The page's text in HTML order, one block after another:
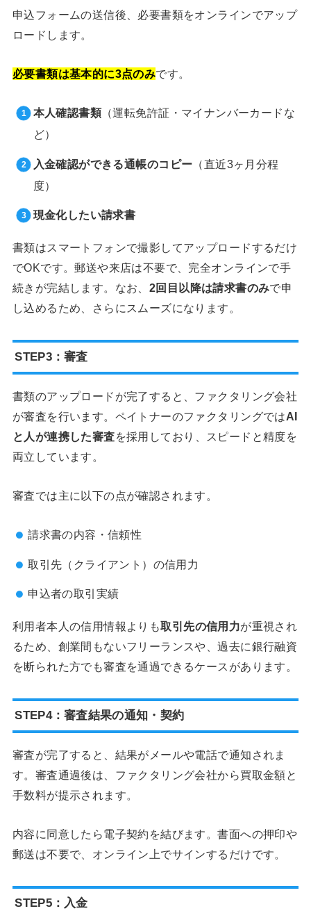
申込フォームの送信後、必要書類をオンラインでアップ
ロードします。
必要書類は基本的に3点のみです。
本人確認書類（運転免許証・マイナンバーカードな
ど）
入金確認ができる通帳のコピー （直近3ヶ月分程
度）
現金化したい請求書
書類はスマートフォンで撮影してアップロードするだけ
でOKです。郵送や来店は不要で、完全オンラインで手
続きが完結します。なお、 2回目以降は請求書のみで申
し込めるため、さらにスムーズになります。
STEP3：審査
書類のアップロードが完了すると、ファクタリング会社
が審査を行います。ペイトナーのファクタリングではAI
と人が連携した審査を採用しており、スピードと精度を
両立しています。
審査では主に以下の点が確認されます。
請求書の内容・信頼性
取引先（クライアント）の信用力
申込者の取引実績
利用者本人の信用情報よりも取引先の信用力が重視され
るため、創業間もないフリーランスや、過去に銀行融資
を断られた方でも審査を通過できるケースがあります。
STEP4：審査結果の通知・契約
審査が完了すると、結果がメールや電話で通知されま
す。審査通過後は、ファクタリング会社から買取金額と
手数料が提示されます。
内容に同意したら電子契約を結びます。書面への押印や
郵送は不要で、オンライン上でサインするだけです。
STEP5：入金